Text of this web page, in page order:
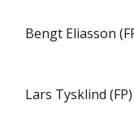
Bengt Eliasson
Lars Tysklind (FP)